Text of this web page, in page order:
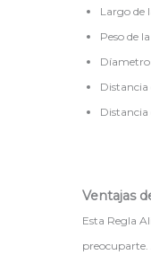
Largo de
Peso de
Díametro
Distancia
Distancia
Ventajas
Esta Regla